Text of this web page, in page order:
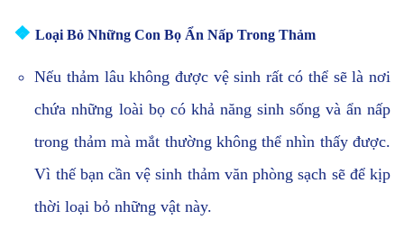
❖ Loại Bỏ Những Con Bọ Ẩn Nấp Trong Thảm
Nếu thảm lâu không được vệ sinh rất có thể sẽ là nơi
chứa những loài bọ có khả năng sinh sống và ẩn nấp
trong thảm mà mắt thường không thể nhìn thấy được.
Vì thế bạn cần vệ sinh thảm văn phòng sạch sẽ để kịp
thời loại bỏ những vật này.